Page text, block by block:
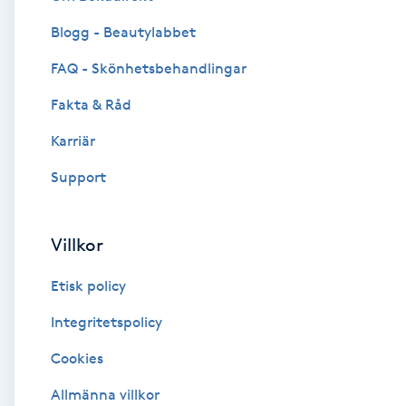
Brynformning
Brynplockning
Bröllopsuppsättning
Coachning
Color correction
Blogg - Beautylabbet
FAQ - Skönhetsbehandlingar
Fakta & Råd
Karriär
Support
Villkor
Etisk policy
Integritetspolicy
Cookies
Allmänna villkor